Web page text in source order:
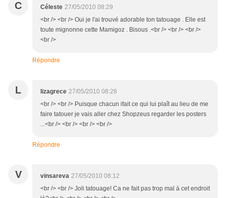
C Céleste 27/05/2010 08:29
<br /> <br /> Oui je l'ai trouvé adorable ton tatouage . Elle est
toute mignonne cette Mamigoz . Bisous .<br /> <br /> <br />
<br />
Répondre
L lizagrece 27/05/2010 08:28
<br /> <br /> Puisque chacun ifait ce qui lui plaît au lieu de me
faire tatouer je vais aller chez Shopzeus regarder les posters
...<br /> <br /> <br /> <br />
Répondre
V vinsareva 27/05/2010 08:12
<br /> <br /> Joli tatouage! Ca ne fait pas trop mal à cet endroit